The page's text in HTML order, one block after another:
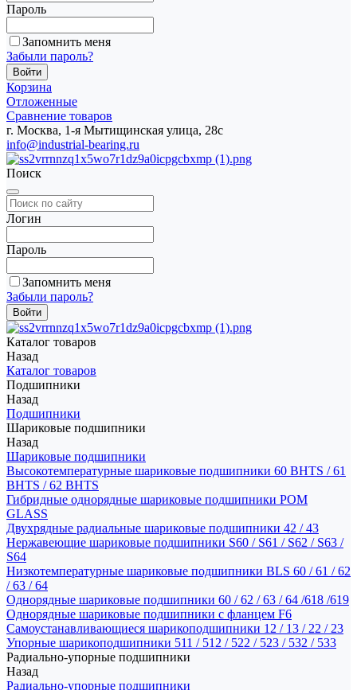
Пароль
Запомнить меня
Забыли пароль?
Корзина
Отложенные
Сравнение товаров
г. Москва, 1-я Мытищинская улица, 28с
info@industrial-bearing.ru
Поиск
Логин
Пароль
Запомнить меня
Забыли пароль?
Каталог товаров
Назад
Каталог товаров
Подшипники
Назад
Подшипники
Шариковые подшипники
Назад
Шариковые подшипники
Высокотемпературные шариковые подшипники 60 BHTS / 61
BHTS / 62 BHTS
Гибридные однорядные шариковые подшипники POM
GLASS
Двухрядные радиальные шариковые подшипники 42 / 43
Нержавеющие шариковые подшипники S60 / S61 / S62 / S63 /
S64
Низкотемпературные шариковые подшипники BLS 60 / 61 / 62
/ 63 / 64
Однорядные шариковые подшипники 60 / 62 / 63 / 64 /618 /619
Однорядные шариковые подшипники с фланцем F6
Самоустанавливающиеся шарикоподшипники 12 / 13 / 22 / 23
Упорные шарикоподшипники 511 / 512 / 522 / 523 / 532 / 533
Радиально-упорные подшипники
Назад
Радиально-упорные подшипники